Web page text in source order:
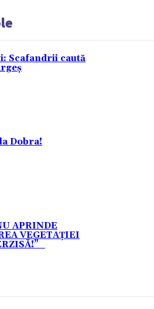
Scafandrii caută
Dobra!
APRINDE
VEGETAȚIEI